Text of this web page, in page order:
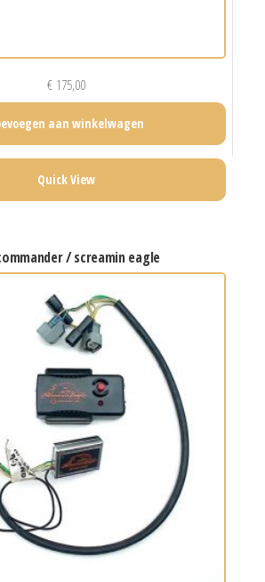
€175,00
aan winkelwagen
Quick View
/ screamin eagle